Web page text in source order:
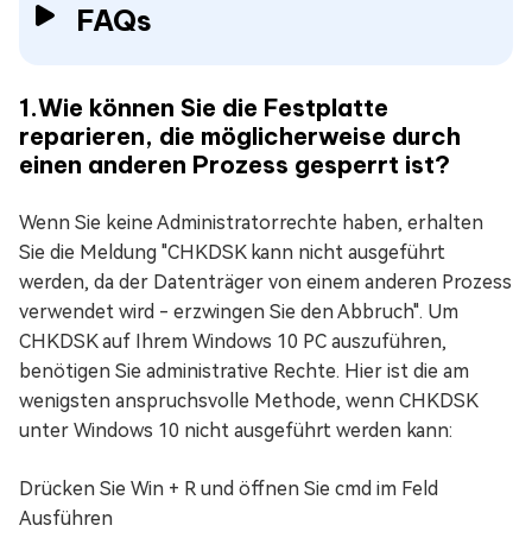
FAQs
1.Wie können Sie die Festplatte
reparieren, die möglicherweise durch
einen anderen Prozess gesperrt ist?
Wenn Sie keine Administratorrechte haben, erhalten
Sie die Meldung "CHKDSK kann nicht ausgeführt
werden, da der Datenträger von einem anderen Prozess
verwendet wird - erzwingen Sie den Abbruch". Um
CHKDSK auf Ihrem Windows 10 PC auszuführen,
benötigen Sie administrative Rechte. Hier ist die am
wenigsten anspruchsvolle Methode, wenn CHKDSK
unter Windows 10 nicht ausgeführt werden kann:
Drücken Sie Win + R und öffnen Sie cmd im Feld
Ausführen